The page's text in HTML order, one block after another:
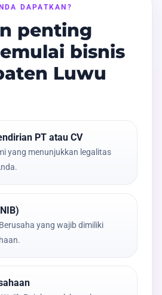
DAPATKAN?
penting
bisnis
Luwu
PT atau CV
yang menunjukkan legalitas
yang wajib dimiliki